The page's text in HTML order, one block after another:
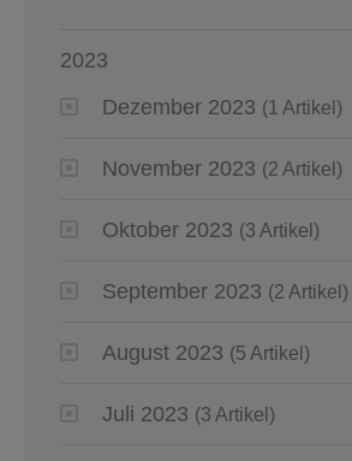
2023
Dezember 2023 (1 Artikel)
November 2023 (2 Artikel)
Oktober 2023 (3 Artikel)
September 2023 (2 Artikel)
August 2023 (5 Artikel)
Juli 2023 (3 Artikel)